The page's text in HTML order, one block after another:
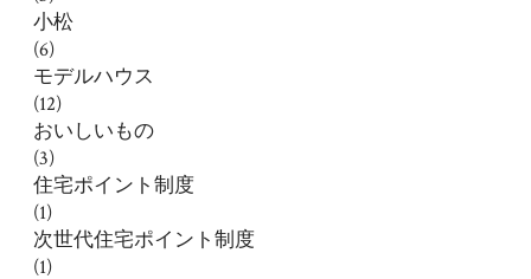
小松
(6)
モデルハウス
(12)
おいしいもの
(3)
住宅ポイント制度
(1)
次世代住宅ポイント制度
(1)